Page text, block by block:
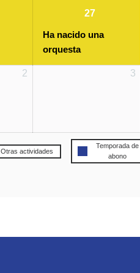
27
Ha nacido una
orquesta
2 3
Otras actividades
Temporada de
abono